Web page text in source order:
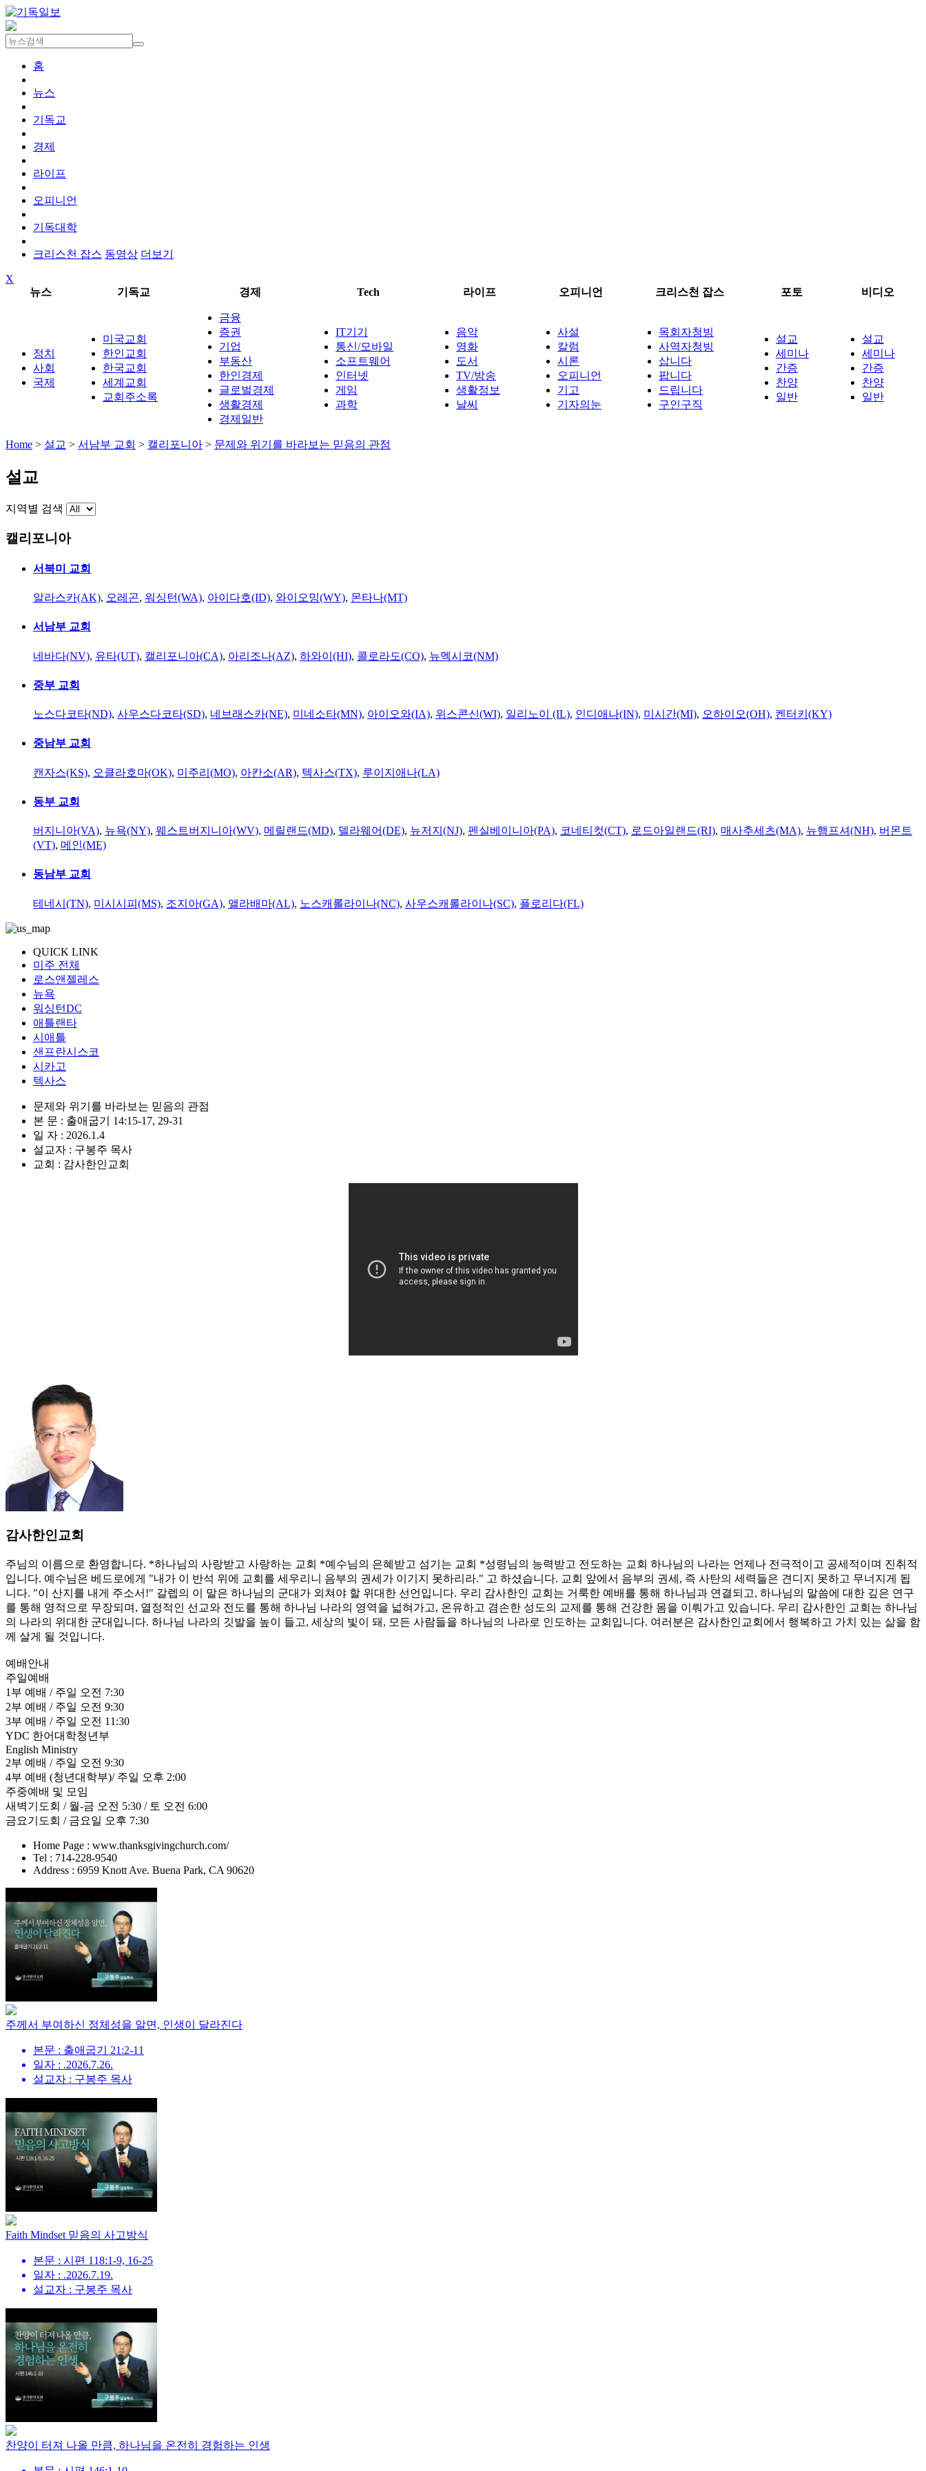
홈
뉴스
기독교
경제
라이프
오피니언
기독대학
크리스천 잡스 동영상 더보기
X
뉴스
기독교 경제 Tech 라이프 오피니언 크리스천 잡스 포토 비디오
정치
사회
국제
미국교회
한인교회
한국교회
세계교회
교회주소록
금융
증권
기업
부동산
한인경제
글로벌경제
생활경제
경제일반
IT기기
통신/모바일
소프트웨어
인터넷
게임
과학
음악
영화
도서
TV/방송
생활정보
날씨
사설
칼럼
시론
오피니언
기고
기자의눈
목회자청빙
사역자청빙
삽니다
팝니다
드립니다
구인구직
설교
세미나
간증
찬양
일반
설교
세미나
간증
찬양
일반
Home > 설교 > 서남부 교회 > 캘리포니아 > 문제와 위기를 바라보는 믿음의 관점
설교
지역별 검색
캘리포니아
서북미 교회
알라스카(AK), 오레곤, 워싱턴(WA), 아이다호(ID), 와이오밍(WY), 몬타나(MT)
서남부 교회
네바다(NV), 유타(UT), 캘리포니아(CA), 아리조나(AZ), 하와이(HI), 콜로라도(CO), 뉴멕시코(NM)
중부 교회
노스다코타(ND), 사우스다코타(SD), 네브래스카(NE), 미네소타(MN), 아이오와(IA), 위스콘신(WI), 일리노이 (IL), 인디애나(IN), 미시간(MI), 오하이오(OH), 켄터키(KY)
중남부 교회
캔자스(KS), 오클라호마(OK), 미주리(MO), 아칸소(AR), 텍사스(TX), 루이지애나(LA)
동부 교회
버지니아(VA), 뉴욕(NY), 웨스트버지니아(WV), 메릴랜드(MD), 델라웨어(DE), 뉴저지(NJ), 펜실베이니아(PA), 코네티컷(CT), 로드아일랜드(RI), 매사추세츠(MA), 뉴햄프셔(NH), 버몬트
(VT), 메인(ME)
동남부 교회
테네시(TN), 미시시피(MS), 조지아(GA), 앨라배마(AL), 노스캐롤라이나(NC), 사우스캐롤라이나(SC), 플로리다(FL)
QUICK LINK
미주 전체
로스앤젤레스
뉴욕
워싱턴DC
애틀랜타
시애틀
샌프란시스코
시카고
텍사스
문제와 위기를 바라보는 믿음의 관점
본 문 : 출애굽기 14:15-17, 29-31
일 자 : 2026.1.4
설교자 : 구봉주 목사
교회 : 감사한인교회
감사한인교회
주님의 이름으로 환영합니다. *하나님의 사랑받고 사랑하는 교회 *예수님의 은혜받고 섬기는 교회 *성령님의 능력받고 전도하는 교회 하나님의 나라는 언제나 전극적이고 공세적이며 진취적
입니다. 예수님은 베드로에게 "내가 이 반석 위에 교회를 세우리니 음부의 권세가 이기지 못하리라." 고 하셨습니다. 교회 앞에서 음부의 권세, 즉 사탄의 세력들은 견디지 못하고 무너지게 됩
니다. "이 산지를 내게 주소서!" 갈렙의 이 말은 하나님의 군대가 외쳐야 할 위대한 선언입니다. 우리 감사한인 교회는 거룩한 예배를 통해 하나님과 연결되고, 하나님의 말씀에 대한 깊은 연구
를 통해 영적으로 무장되며, 열정적인 선교와 전도를 통해 하나님 나라의 영역을 넓혀가고, 온유하고 겸손한 성도의 교제를 통해 건강한 몸을 이뤄가고 있습니다. 우리 감사한인 교회는 하나님
의 나라의 위대한 군대입니다. 하나님 나라의 깃발을 높이 들고, 세상의 빛이 돼, 모든 사람들을 하나님의 나라로 인도하는 교회입니다. 여러분은 감사한인교회에서 행복하고 가치 있는 삶을 함
께 살게 될 것입니다.
예배안내
주일예배
1부 예배 / 주일 오전 7:30
2부 예배 / 주일 오전 9:30
3부 예배 / 주일 오전 11:30
YDC 한어대학청년부
English Ministry
2부 예배 / 주일 오전 9:30
4부 예배 (청년대학부)/ 주일 오후 2:00
주중예배 및 모임
새벽기도회 / 월-금 오전 5:30 / 토 오전 6:00
금요기도회 / 금요일 오후 7:30
Home Page : www.thanksgivingchurch.com/
Tel : 714-228-9540
Address : 6959 Knott Ave. Buena Park, CA 90620
주께서 부여하신 정체성을 알면, 인생이 달라진다
본문 : 출애굽기 21:2-11
일자 : .2026.7.26.
설교자 : 구봉주 목사
Faith Mindset 믿음의 사고방식
본문 : 시편 118:1-9, 16-25
일자 : .2026.7.19.
설교자 : 구봉주 목사
찬양이 터져 나올 만큼, 하나님을 온전히 경험하는 인생